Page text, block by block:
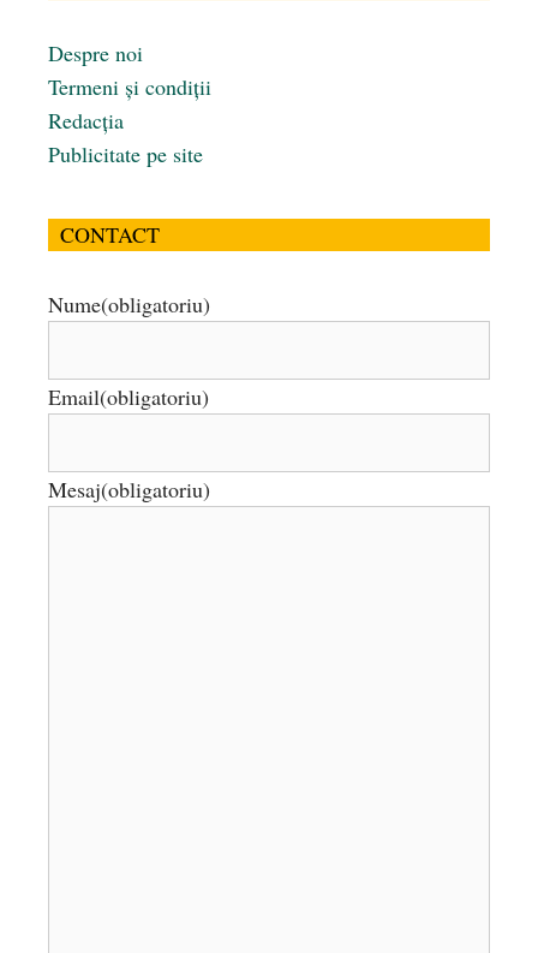
Despre noi
Termeni și condiții
Redacția
Publicitate pe site
CONTACT
Nume(obligatoriu)
Email(obligatoriu)
Mesaj(obligatoriu)